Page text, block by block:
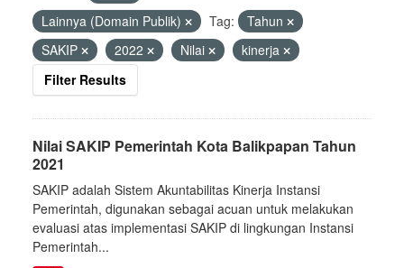
Lainnya (Domain Publik)
Tag:
Tahun
SAKIP
2022 Nilai
kinerja
Filter Results
Nilai SAKIP Pemerintah Kota Balikpapan Tahun
2021
SAKIP adalah Sistem Akuntabilitas Kinerja Instansi
Pemerintah, digunakan sebagai acuan untuk melakukan
evaluasi atas implementasi SAKIP di lingkungan Instansi
Pemerintah...